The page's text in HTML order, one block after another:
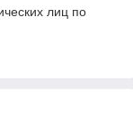
лиц по